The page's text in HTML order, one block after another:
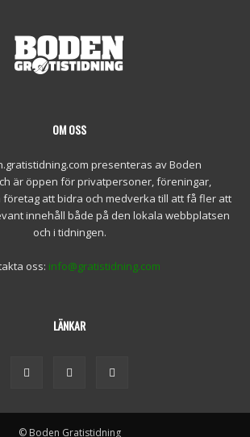
OM OSS
presenteras av Boden
är öppen för privatpersoner, föreningar,
att bidra och medverka till att få fler att
innehåll både på den lokala webbplatsen
och i tidningen.
oss: info@gratistidning.com
LÄNKAR
© Boden Gratistidning